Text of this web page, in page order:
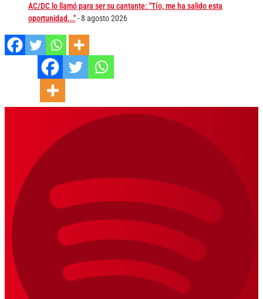
AC/DC lo llamó para ser su cantante: "Tío, me ha salido esta
oportunidad..."- 8 agosto 2026